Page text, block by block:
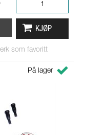
KJØP
som favoritt
På lager